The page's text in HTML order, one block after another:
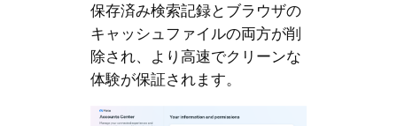
保存済み検索記録とブラウザの
キャッシュファイルの両方が削
除され、より高速でクリーンな
体験が保証されます。